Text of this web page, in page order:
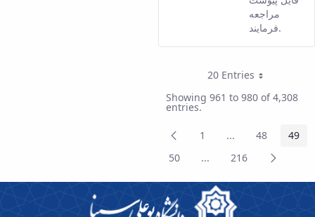
مراجعه
فرمایند.
20 EntriesPer Page
Showing 961 to 980 of 4,308
entries.
Previous
Page Page
1 ...Intermediate
Page
48
49
Page
50 ...Intermediate Pages
Page
216 Next
Page